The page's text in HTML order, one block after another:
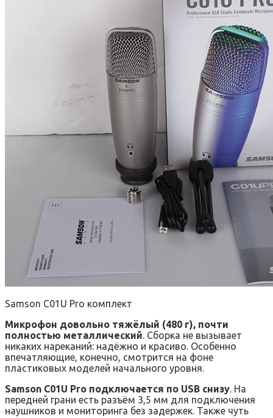
Samson C01U Pro комплект
Микрофон довольно тяжёлый (480 г), почти
полностью металлический. Сборка не вызывает
никаких нареканий: надёжно и красиво. Особенно
впечатляющие, конечно, смотрится на фоне
пластиковых моделей начального уровня.
Samson C01U Pro подключается по USB снизу. На
передней грани есть разъём 3,5 мм для подключения
наушников и мониторинга без задержек. Также чуть